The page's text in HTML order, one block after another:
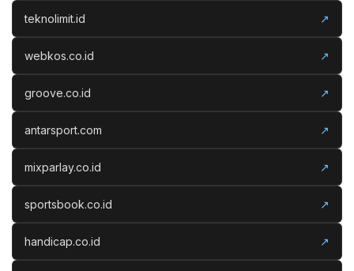
teknolimit.id ↗
webkos.co.id ↗
groove.co.id ↗
antarsport.com ↗
mixparlay.co.id ↗
sportsbook.co.id ↗
handicap.co.id ↗